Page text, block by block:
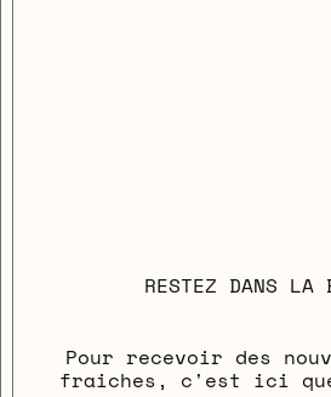
RESTEZ DANS LA
Pour recevoir des
fraiches, c'est ici